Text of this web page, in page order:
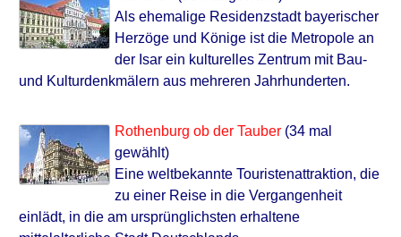
Als ehemalige Residenzstadt bayerischer
Herzöge und Könige ist die Metropole an
der Isar ein kulturelles Zentrum mit Bau-
und Kulturdenkmälern aus mehreren Jahrhunderten.
Rothenburg ob der Tauber (34 mal
gewählt)
Eine weltbekannte Touristenattraktion, die
zu einer Reise in die Vergangenheit
einlädt, in die am ursprünglichsten erhaltene